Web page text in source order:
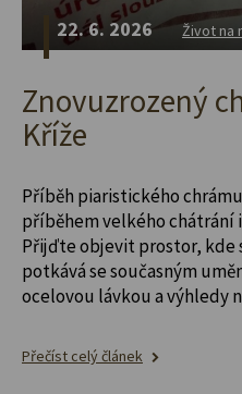
22. 6. 2026 Život na
Znovuzrozený
Kříže
Příběh piaristického
příběhem velkého chátrání
Přijďte objevit prostor, kde
potkává se současným
ocelovou lávkou a výhledy
Přečíst celý článek